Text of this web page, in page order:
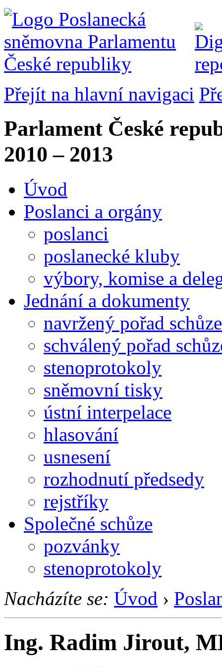
Přejít na hlavní navigaci
Parlament České
2010 – 2013
Úvod
Poslanci a orgány
poslanci
poslanecké kluby
výbory, komise a
Jednání a dokumenty
navržený pořad schůze
schválený pořad
stenoprotokoly
sněmovní tisky
ústní interpelace
hlasování
usnesení
rozhodnutí předsedy
rejstříky
Společné schůze
pozvánky
stenoprotokoly
Nacházíte se: Úvod ›
Ing. Radim Jirout,